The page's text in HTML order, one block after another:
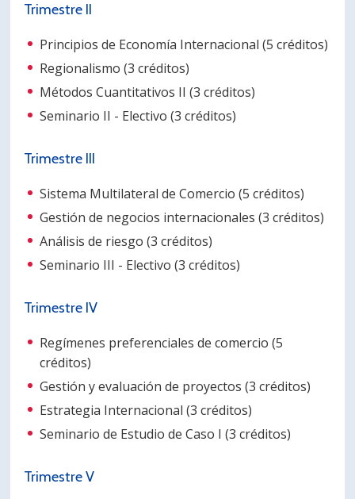
Trimestre II
Principios de Economía Internacional (5 créditos)
Regionalismo (3 créditos)
Métodos Cuantitativos II (3 créditos)
Seminario II - Electivo (3 créditos)
Trimestre III
Sistema Multilateral de Comercio (5 créditos)
Gestión de negocios internacionales (3 créditos)
Análisis de riesgo (3 créditos)
Seminario III - Electivo (3 créditos)
Trimestre IV
Regímenes preferenciales de comercio (5
créditos)
Gestión y evaluación de proyectos (3 créditos)
Estrategia Internacional (3 créditos)
Seminario de Estudio de Caso I (3 créditos)
Trimestre V